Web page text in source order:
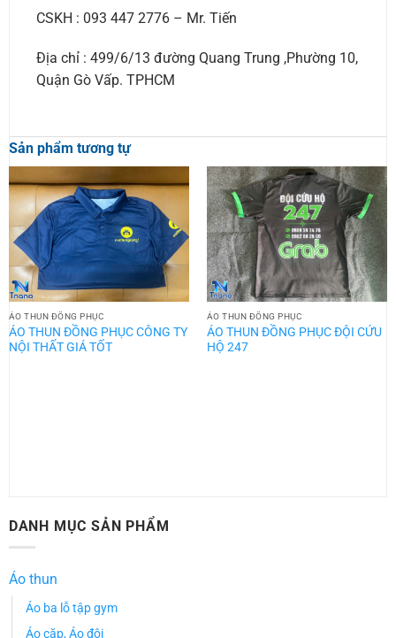
CSKH : 093 447 2776 – Mr. Tiến
Địa chỉ : 499/6/13 đường Quang Trung ,Phường 10,
Quận Gò Vấp. TPHCM
Sản phẩm tương tự
ÁO THUN ĐỒNG PHỤC
ÁO THUN ĐỒNG PHỤC CÔNG TY
NỘI THẤT GIÁ TỐT
ÁO THUN ĐỒNG PHỤC
ÁO THUN ĐỒNG PHỤC ĐỘI CỨU
HỘ 247
DANH MỤC SẢN PHẨM
Áo thun
Áo ba lỗ tập gym
Áo cặp, Áo đôi